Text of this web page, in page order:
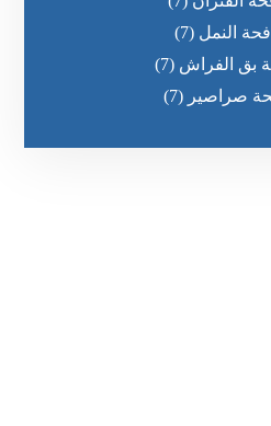
النمل (7)
بق الفراش (7)
صراصير (7)